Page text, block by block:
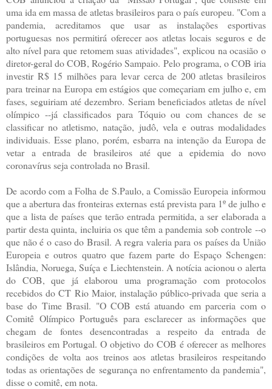
uma ida em massa de atletas brasileiros para o país europeu. "Com a
pandemia, acreditamos que usar as instalações esportivas
portuguesas nos permitirá oferecer aos atletas locais seguros e de
alto nível para que retomem suas atividades", explicou na ocasião o
diretor-geral do COB, Rogério Sampaio. Pelo programa, o COB iria
investir R$ 15 milhões para levar cerca de 200 atletas brasileiros
para treinar na Europa em estágios que começariam em julho e, em
fases, seguiriam até dezembro. Seriam beneficiados atletas de nível
olímpico --já classificados para Tóquio ou com chances de se
classificar no atletismo, natação, judô, vela e outras modalidades
individuais. Esse plano, porém, esbarra na intenção da Europa de
vetar a entrada de brasileiros até que a epidemia do novo
coronavírus seja controlada no Brasil.
De acordo com a Folha de S.Paulo, a Comissão Europeia informou
que a abertura das fronteiras externas está prevista para 1º de julho e
que a lista de países que terão entrada permitida, a ser elaborada a
partir desta quinta, incluiria os que têm a pandemia sob controle --o
que não é o caso do Brasil. A regra valeria para os países da União
Europeia e outros quatro que fazem parte do Espaço Schengen:
Islândia, Noruega, Suíça e Liechtenstein. A notícia acionou o alerta
do COB, que já elaborou uma programação com protocolos
recebidos do CT Rio Maior, instalação público-privada que seria a
base do Time Brasil. "O COB está atuando em parceria com o
Comitê Olímpico Português para esclarecer as informações que
chegam de fontes desencontradas a respeito da entrada de
brasileiros em Portugal. O objetivo do COB é oferecer as melhores
condições de volta aos treinos aos atletas brasileiros respeitando
todas as orientações de segurança no enfrentamento da pandemia",
disse o comitê, em nota.